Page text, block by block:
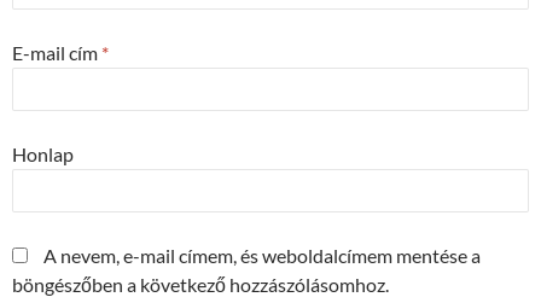
E-mail cím *
Honlap
A nevem, e-mail címem, és weboldalcímem mentése a
böngészőben a következő hozzászólásomhoz.